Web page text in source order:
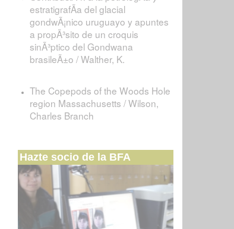
estratigrafÃ­a del glacial
gondwÃ¡nico uruguayo y apuntes
a propÃ³sito de un croquis
sinÃ³ptico del Gondwana
brasileÃ±o / Walther, K.
The Copepods of the Woods Hole
region Massachusetts / Wilson,
Charles Branch
Hazte socio de la BFA